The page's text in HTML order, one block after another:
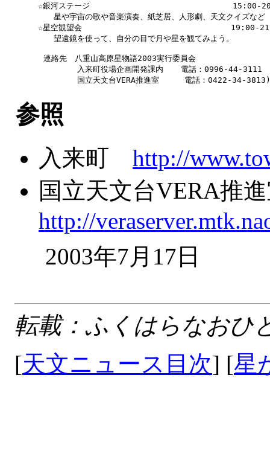
☆銀河ステージ　　　　　　　　　　　　　　  　　　15:00-
星や宇宙の歌や音楽演奏、紙芝居、人形劇、天文クイズなど
☆星空観望会　　　　　　　　　　　　　　　　　　　19:00-
望遠鏡を使って、自分の目で月や星を観てみよう。
      連絡先　八重山高原星物語2003実行委員会
入来町役場企画開発課内  　電話：0996-44-3111
参照
入来町 http://
国立天文台VERA推
http://
2003年7
転載：ふくはらなおひ
[天文ニュース目次] [星